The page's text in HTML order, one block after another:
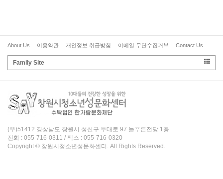
About Us 이용약관 개인정보 취급방침 이메일 무단수집거부 Contact Us
Family Site
(우)51412 경상남도 창원시 성산구 두대로 97 늘푸른전당 1층
전화 : 055-716-0311 / 팩스 : 055-716-0320
Copyright © 창원시청소년성문화센터. All Rights Reserved.